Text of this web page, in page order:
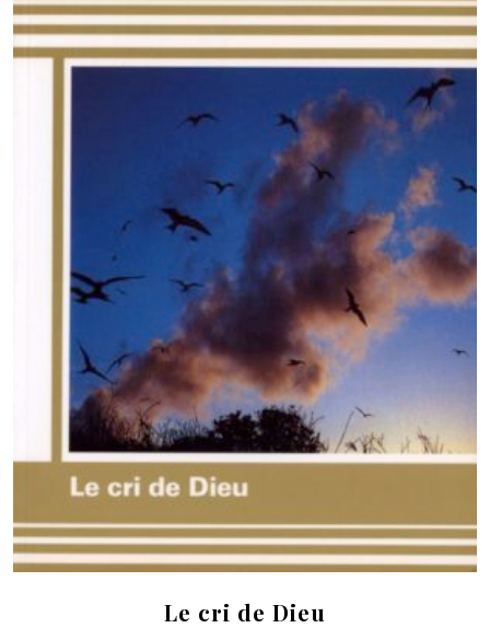
Le cri de Dieu